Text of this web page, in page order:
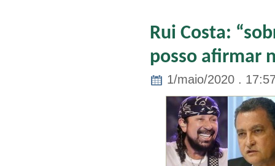
Rui Costa:
posso afirmar
1/maio/2020 .